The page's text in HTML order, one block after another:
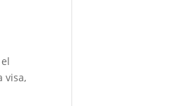
visa,